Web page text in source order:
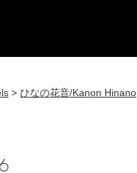
> ひなの花音/Kanon Hinano